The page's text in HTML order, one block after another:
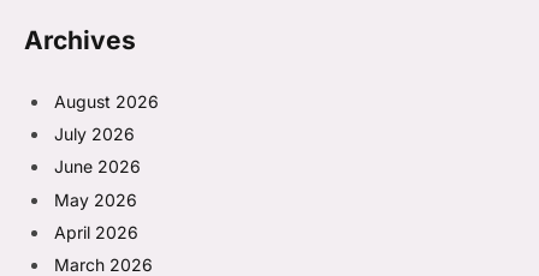
Archives
August 2026
July 2026
June 2026
May 2026
April 2026
March 2026